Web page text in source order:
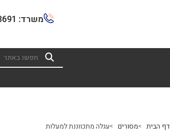
משרד: 08-9443691
דף הבית >מסורים >עגלה מתכווננת למעלות